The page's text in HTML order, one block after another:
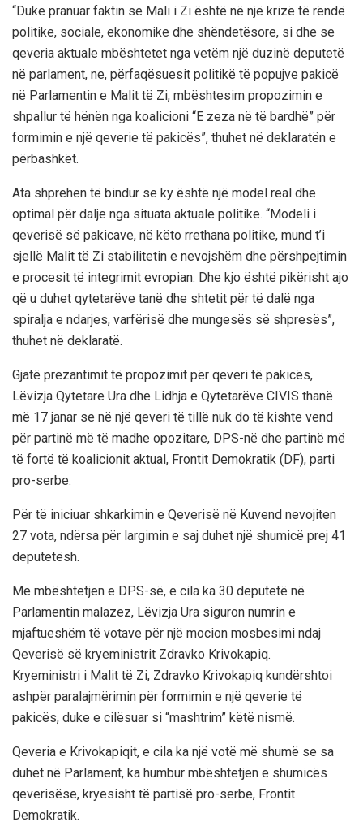
“Duke pranuar faktin se Mali i Zi është në një krizë të rëndë
politike, sociale, ekonomike dhe shëndetësore, si dhe se
qeveria aktuale mbështetet nga vetëm një duzinë deputetë
në parlament, ne, përfaqësuesit politikë të popujve pakicë
në Parlamentin e Malit të Zi, mbështesim propozimin e
shpallur të hënën nga koalicioni “E zeza në të bardhë” për
formimin e një qeverie të pakicës”, thuhet në deklaratën e
përbashkët.
Ata shprehen të bindur se ky është një model real dhe
optimal për dalje nga situata aktuale politike. “Modeli i
qeverisë së pakicave, në këto rrethana politike, mund t’i
sjellë Malit të Zi stabilitetin e nevojshëm dhe përshpejtimin
e procesit të integrimit evropian. Dhe kjo është pikërisht ajo
që u duhet qytetarëve tanë dhe shtetit për të dalë nga
spiralja e ndarjes, varfërisë dhe mungesës së shpresës”,
thuhet në deklaratë.
Gjatë prezantimit të propozimit për qeveri të pakicës,
Lëvizja Qytetare Ura dhe Lidhja e Qytetarëve CIVIS thanë
më 17 janar se në një qeveri të tillë nuk do të kishte vend
për partinë më të madhe opozitare, DPS-në dhe partinë më
të fortë të koalicionit aktual, Frontit Demokratik (DF), parti
pro-serbe.
Për të iniciuar shkarkimin e Qeverisë në Kuvend nevojiten
27 vota, ndërsa për largimin e saj duhet një shumicë prej 41
deputetësh.
Me mbështetjen e DPS-së, e cila ka 30 deputetë në
Parlamentin malazez, Lëvizja Ura siguron numrin e
mjaftueshëm të votave për një mocion mosbesimi ndaj
Qeverisë së kryeministrit Zdravko Krivokapiq.
Kryeministri i Malit të Zi, Zdravko Krivokapiq kundërshtoi
ashpër paralajmërimin për formimin e një qeverie të
pakicës, duke e cilësuar si “mashtrim” këtë nismë.
Qeveria e Krivokapiqit, e cila ka një votë më shumë se sa
duhet në Parlament, ka humbur mbështetjen e shumicës
qeverisëse, kryesisht të partisë pro-serbe, Frontit
Demokratik.